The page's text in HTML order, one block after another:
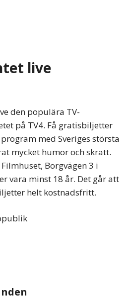
live
den populära TV-
på TV4. Få gratisbiljetter
med Sveriges största
mycket humor och skratt.
Borgvägen 3 i
vara minst 18 år. Det går att
helt kostnadsfritt.